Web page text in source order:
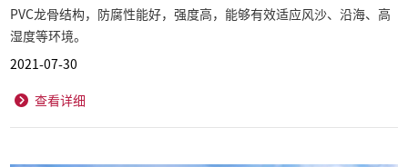
PVC龙骨结构，防腐性能好，强度高，能够有效适应风沙、沿海、高
湿度等环境。
2021-07-30
查看详细